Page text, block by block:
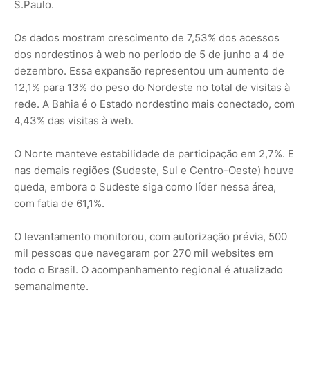
S.Paulo.
Os dados mostram crescimento de 7,53% dos acessos
dos nordestinos à web no período de 5 de junho a 4 de
dezembro. Essa expansão representou um aumento de
12,1% para 13% do peso do Nordeste no total de visitas à
rede. A Bahia é o Estado nordestino mais conectado, com
4,43% das visitas à web.
O Norte manteve estabilidade de participação em 2,7%. E
nas demais regiões (Sudeste, Sul e Centro-Oeste) houve
queda, embora o Sudeste siga como líder nessa área,
com fatia de 61,1%.
O levantamento monitorou, com autorização prévia, 500
mil pessoas que navegaram por 270 mil websites em
todo o Brasil. O acompanhamento regional é atualizado
semanalmente.